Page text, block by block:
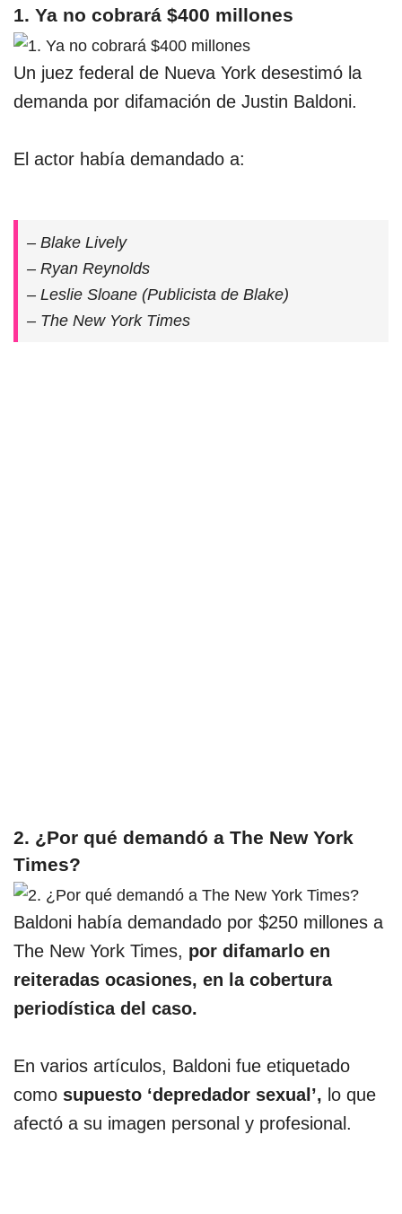
1. Ya no cobrará $400 millones
Un juez federal de Nueva York desestimó la
demanda por difamación de Justin Baldoni.
El actor había demandado a:
– Blake Lively
– Ryan Reynolds
– Leslie Sloane (Publicista de Blake)
– The New York Times
2. ¿Por qué demandó a The New York
Times?
Baldoni había demandado por $250 millones a
The New York Times, por difamarlo en
reiteradas ocasiones, en la cobertura
periodística del caso.
En varios artículos, Baldoni fue etiquetado
como supuesto ‘depredador sexual’, lo que
afectó a su imagen personal y profesional.